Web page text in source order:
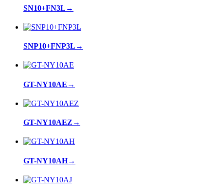
SN10+FN3L →
SNP10+FNP3L →
GT-NY10AE →
GT-NY10AEZ →
GT-NY10AH→